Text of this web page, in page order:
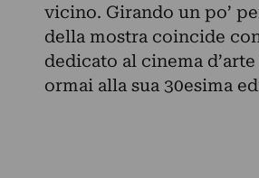
vicino. Girando un po’
della mostra coincide
dedicato al cinema
ormai alla sua 30esima